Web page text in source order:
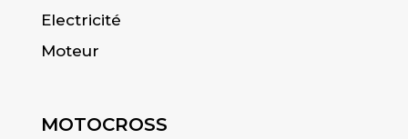
Electricité
Moteur
MOTOCROSS